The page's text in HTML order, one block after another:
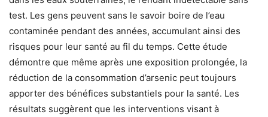
test. Les gens peuvent sans le savoir boire de l’eau
contaminée pendant des années, accumulant ainsi des
risques pour leur santé au fil du temps. Cette étude
démontre que même après une exposition prolongée, la
réduction de la consommation d’arsenic peut toujours
apporter des bénéfices substantiels pour la santé. Les
résultats suggèrent que les interventions visant à